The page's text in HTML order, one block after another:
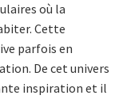
où la
Cette
parfois en
De cet univers
inspiration et il